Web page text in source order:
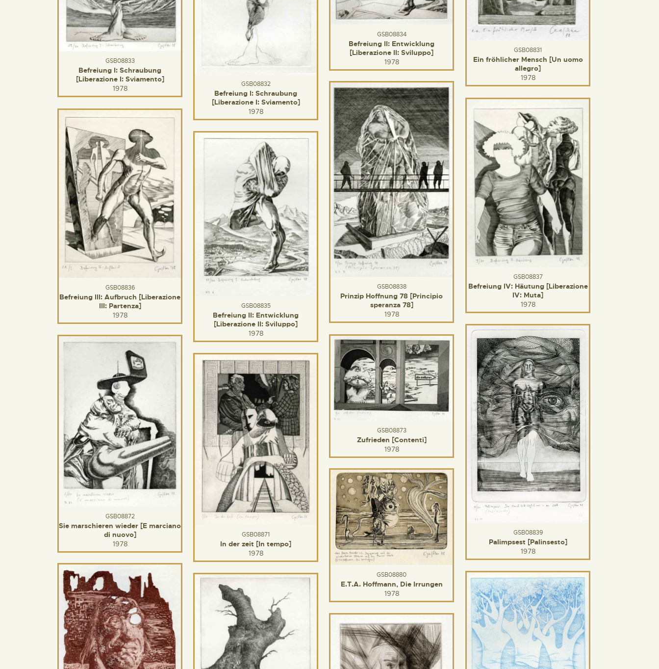
GSB08834
Befreiung II: Entwicklung
[Liberazione II: Sviluppo]
1978
GSB08833
Befreiung I: Schraubung
[Liberazione I: Sviamento]
1978
GSB08832
Befreiung I: Schraubung
[Liberazione I: Sviamento]
1978
GSB08831
Ein fröhlicher Mensch [Un uomo
allegro]
1978
GSB08838
Prinzip Hoffnung 78 [Principio
speranza 78]
1978
GSB08837
Befreiung IV: Häutung [Liberazione
IV: Muta]
1978
GSB08836
Befreiung III: Aufbruch [Liberazione
III: Partenza]
1978
GSB08835
Befreiung II: Entwicklung
[Liberazione II: Sviluppo]
1978
GSB08839
Palimpsest [Palinsesto]
1978
GSB08873
Zufrieden [Contenti]
1978
GSB08872
Sie marschieren wieder [E marciano
di nuovo]
1978
GSB08871
In der zeit [In tempo]
1978
GSB08880
E.T.A. Hoffmann, Die Irrungen
1978